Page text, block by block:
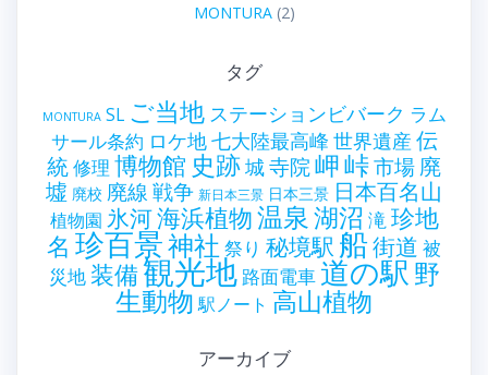
MONTURA(2)
タグ
MONTURA SL ご当地 ステーションビバーク ラム
サール条約 ロケ地七大陸最高峰 世界遺産 伝
統修理 博物館 史跡城寺院岬峠市場廃
墟 廃校 廃線戦争 新日本三景 日本三景 日本百名山
植物園 氷河海浜植物温泉湖沼 滝珍地
名 珍百景神社 祭り 秘境駅 船街道 被
災地装備観光地 路面電車道の駅野
生動物 駅ノート 高山植物
アーカイブ